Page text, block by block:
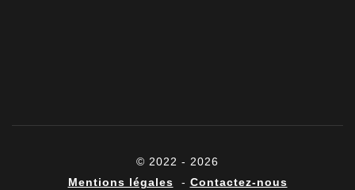
© 2022 - 2026
Mentions légales - Contactez-nous